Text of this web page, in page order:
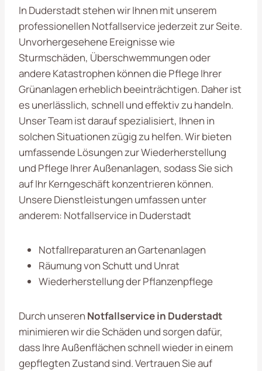
In Duderstadt stehen wir Ihnen mit unserem
professionellen Notfallservice jederzeit zur Seite.
Unvorhergesehene Ereignisse wie
Sturmschäden, Überschwemmungen oder
andere Katastrophen können die Pflege Ihrer
Grünanlagen erheblich beeinträchtigen. Daher ist
es unerlässlich, schnell und effektiv zu handeln.
Unser Team ist darauf spezialisiert, Ihnen in
solchen Situationen zügig zu helfen. Wir bieten
umfassende Lösungen zur Wiederherstellung
und Pflege Ihrer Außenanlagen, sodass Sie sich
auf Ihr Kerngeschäft konzentrieren können.
Unsere Dienstleistungen umfassen unter
anderem: Notfallservice in Duderstadt
Notfallreparaturen an Gartenanlagen
Räumung von Schutt und Unrat
Wiederherstellung der Pflanzenpflege
Durch unseren Notfallservice in Duderstadt
minimieren wir die Schäden und sorgen dafür,
dass Ihre Außenflächen schnell wieder in einem
gepflegten Zustand sind. Vertrauen Sie auf